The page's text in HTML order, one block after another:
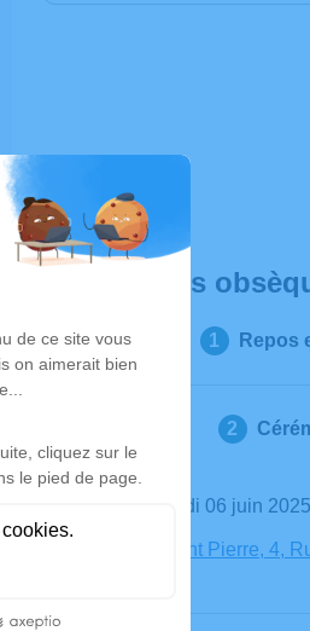
Déroulé des
Repos
Le vendredi 06 juin
Église Saint Pierre, 4,